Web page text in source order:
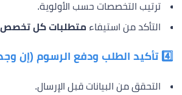
ترتيب التخصصات حسب الأولوية.
التأكد من استيفاء متطلبات كل تخصص
4️⃣ تأكيد الطلب ودفع الرسوم (إن وجدت)
التحقق من البيانات قبل الإرسال.